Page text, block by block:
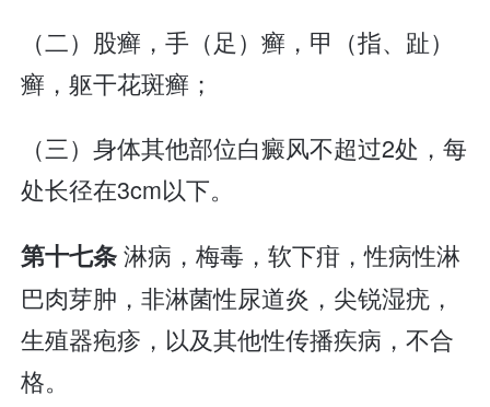
（二）股癣，手（足）癣，甲（指、趾）
癣，躯干花斑癣；
（三）身体其他部位白癜风不超过2处，每
处长径在3cm以下。
第十七条淋病，梅毒，软下疳，性病性淋
巴肉芽肿，非淋菌性尿道炎，尖锐湿疣，
生殖器疱疹，以及其他性传播疾病，不合
格。